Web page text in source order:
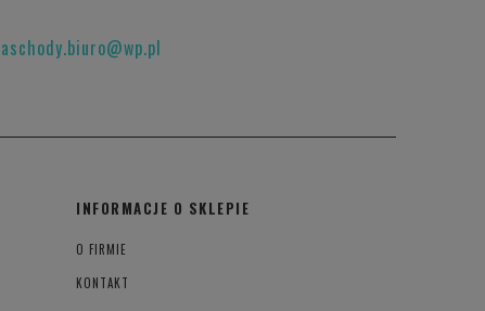
INFORMACJE O SKLEPIE
O FIRMIE
KONTAKT